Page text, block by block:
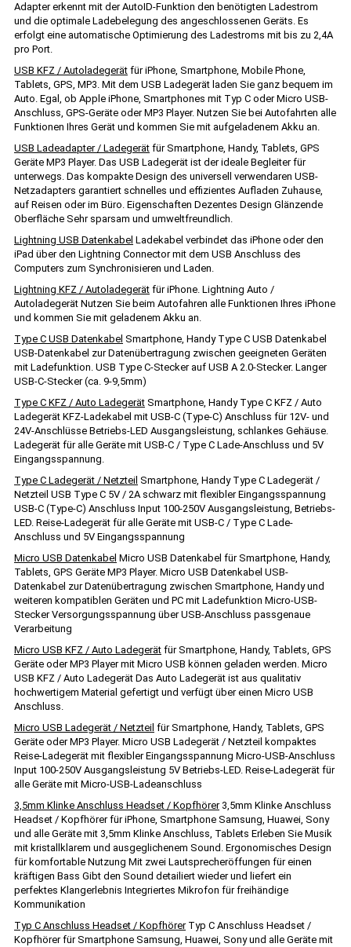
Adapter erkennt mit der AutoID-Funktion den benötigten Ladestrom
und die optimale Ladebelegung des angeschlossenen Geräts. Es
erfolgt eine automatische Optimierung des Ladestroms mit bis zu 2,4A
pro Port.
USB KFZ / Autoladegerät für iPhone, Smartphone, Mobile Phone,
Tablets, GPS, MP3. Mit dem USB Ladegerät laden Sie ganz bequem im
Auto. Egal, ob Apple iPhone, Smartphones mit Typ C oder Micro USB-
Anschluss, GPS-Geräte oder MP3 Player. Nutzen Sie bei Autofahrten alle
Funktionen Ihres Gerät und kommen Sie mit aufgeladenem Akku an.
USB Ladeadapter / Ladegerät für Smartphone, Handy, Tablets, GPS
Geräte MP3 Player. Das USB Ladegerät ist der ideale Begleiter für
unterwegs. Das kompakte Design des universell verwendaren USB-
Netzadapters garantiert schnelles und effizientes Aufladen Zuhause,
auf Reisen oder im Büro. Eigenschaften Dezentes Design Glänzende
Oberfläche Sehr sparsam und umweltfreundlich.
Lightning USB Datenkabel Ladekabel verbindet das iPhone oder den
iPad über den Lightning Connector mit dem USB Anschluss des
Computers zum Synchronisieren und Laden.
Lightning KFZ / Autoladegerät für iPhone. Lightning Auto /
Autoladegerät Nutzen Sie beim Autofahren alle Funktionen Ihres iPhone
und kommen Sie mit geladenem Akku an.
Type C USB Datenkabel Smartphone, Handy Type C USB Datenkabel
USB-Datenkabel zur Datenübertragung zwischen geeigneten Geräten
mit Ladefunktion. USB Type C-Stecker auf USB A 2.0-Stecker. Langer
USB-C-Stecker (ca. 9-9,5mm)
Type C KFZ / Auto Ladegerät Smartphone, Handy Type C KFZ / Auto
Ladegerät KFZ-Ladekabel mit USB-C (Type-C) Anschluss für 12V- und
24V-Anschlüsse Betriebs-LED Ausgangsleistung, schlankes Gehäuse.
Ladegerät für alle Geräte mit USB-C / Type C Lade-Anschluss und 5V
Eingangsspannung.
Type C Ladegerät / Netzteil Smartphone, Handy Type C Ladegerät /
Netzteil USB Type C 5V / 2A schwarz mit flexibler Eingangsspannung
USB-C (Type-C) Anschluss Input 100-250V Ausgangsleistung, Betriebs-
LED. Reise-Ladegerät für alle Geräte mit USB-C / Type C Lade-
Anschluss und 5V Eingangsspannung
Micro USB Datenkabel Micro USB Datenkabel für Smartphone, Handy,
Tablets, GPS Geräte MP3 Player. Micro USB Datenkabel USB-
Datenkabel zur Datenübertragung zwischen Smartphone, Handy und
weiteren kompatiblen Geräten und PC mit Ladefunktion Micro-USB-
Stecker Versorgungsspannung über USB-Anschluss passgenaue
Verarbeitung
Micro USB KFZ / Auto Ladegerät für Smartphone, Handy, Tablets, GPS
Geräte oder MP3 Player mit Micro USB können geladen werden. Micro
USB KFZ / Auto Ladegerät Das Auto Ladegerät ist aus qualitativ
hochwertigem Material gefertigt und verfügt über einen Micro USB
Anschluss.
Micro USB Ladegerät / Netzteil für Smartphone, Handy, Tablets, GPS
Geräte oder MP3 Player. Micro USB Ladegerät / Netzteil kompaktes
Reise-Ladegerät mit flexibler Eingangsspannung Micro-USB-Anschluss
Input 100-250V Ausgangsleistung 5V Betriebs-LED. Reise-Ladegerät für
alle Geräte mit Micro-USB-Ladeanschluss
3,5mm Klinke Anschluss Headset / Kopfhörer3,5mm Klinke Anschluss
Headset / Kopfhörer für iPhone, Smartphone Samsung, Huawei, Sony
und alle Geräte mit 3,5mm Klinke Anschluss, Tablets Erleben Sie Musik
mit kristallklarem und ausgeglichenem Sound. Ergonomisches Design
für komfortable Nutzung Mit zwei Lautsprecheröffungen für einen
kräftigen Bass Gibt den Sound detailiert wieder und liefert ein
perfektes Klangerlebnis Integriertes Mikrofon für freihändige
Kommunikation
Typ C Anschluss Headset / KopfhörerTyp C Anschluss Headset /
Kopfhörer für Smartphone Samsung, Huawei, Sony und alle Geräte mit